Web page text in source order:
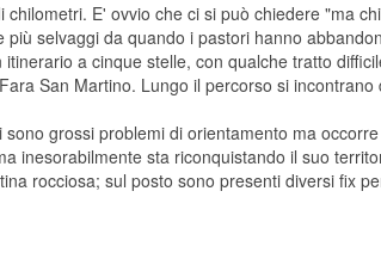
E' ovvio che ci si può chiedere "ma
selvaggi da quando i pastori hanno
a cinque stelle, con qualche tratto
San Martino. Lungo il percorso si incontrano
grossi problemi di orientamento ma occorre
inesorabilmente sta riconquistando il suo
rocciosa; sul posto sono presenti diversi fix